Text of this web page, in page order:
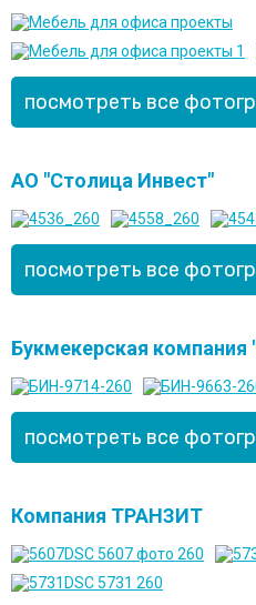
посмотреть все
АО "Столица Инвест"
посмотреть все
Букмекерская
посмотреть все
Компания ТРАНЗИТ